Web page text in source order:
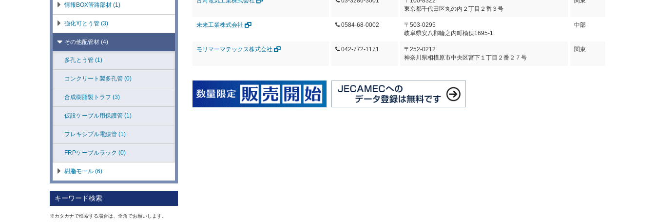
東京都千代田区丸の内２丁目２番３号
未来工業株式会社 0584-68-0002
〒503-0295
岐阜県安八郡輪之内町楡俣1695-1
中部
モリマーマテックス株式会社 042-772-1171
〒252-0212
神奈川県相模原市中央区宮下１丁目２番２７号
関東
情報BOX管路部材 (1)
強化可とう管 (3)
その他配管材 (4)
多孔とう管 (1)
コンクリート製多孔管 (0)
合成樹脂製トラフ (3)
仮設ケーブル用保護管 (1)
フレキシブル電線管 (1)
FRPケーブルラック (0)
樹脂モール (6)
キーワード検索
※カタカナで検索する場合は、全角でお願いします。